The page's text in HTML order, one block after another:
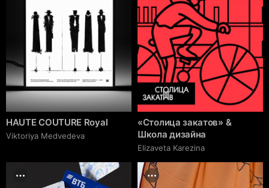
HAUTE COUTURE Royal
Viktoriya Medvedeva
«Столица закатов» &
Школа дизайна
Elizaveta Karezina